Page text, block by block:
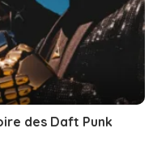
des Daft Punk